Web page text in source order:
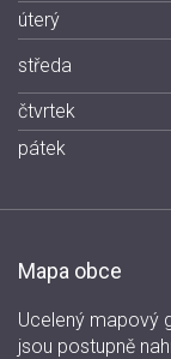
úterý
středa
čtvrtek
pátek
Mapa obce
Ucelený mapový
jsou postupně